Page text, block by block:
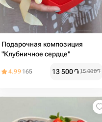
Подарочная композиция
"Клубничное сердце"
4.99 165 13 500֏15 000֏